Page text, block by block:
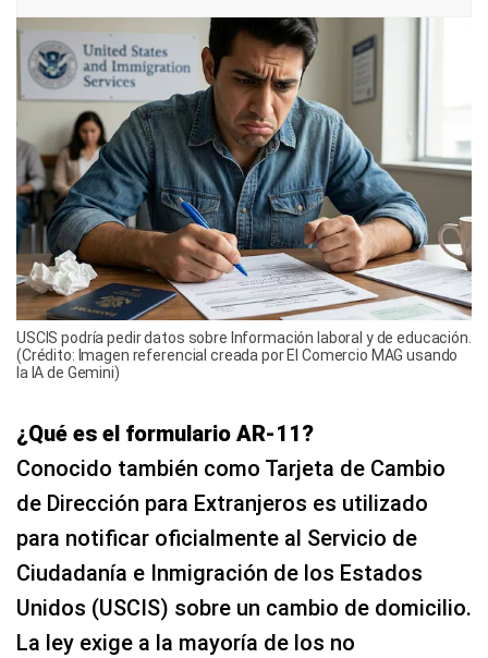
USCIS podría pedir datos sobre Información laboral y de educación.
(Crédito: Imagen referencial creada por El Comercio MAG usando
la IA de Gemini)
¿Qué es el formulario AR-11?
Conocido también como Tarjeta de Cambio
de Dirección para Extranjeros es utilizado
para notificar oficialmente al Servicio de
Ciudadanía e Inmigración de los Estados
Unidos (USCIS) sobre un cambio de domicilio.
La ley exige a la mayoría de los no